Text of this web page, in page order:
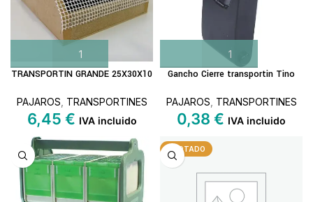
TRANSPORTIN GRANDE 25X30X10
PAJAROS TRANSPORTINES
6,45 € IVA incluido
Gancho Cierre transportin Tino
PAJAROS TRANSPORTINES
0,38 € IVA incluido
AGOTADO